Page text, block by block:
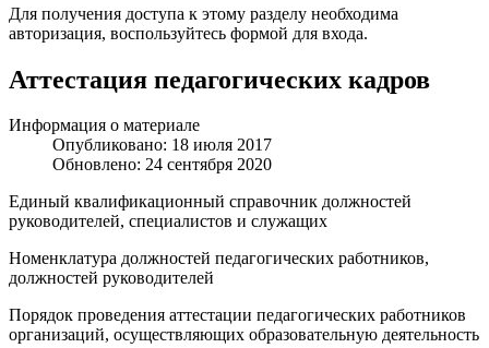
Для получения доступа к этому разделу необходима
авторизация, воспользуйтесь формой для входа.
Аттестация педагогических кадров
Информация о материале
Опубликовано: 18 июля 2017
Обновлено: 24 сентября 2020
Единый квалификационный справочник должностей
руководителей, специалистов и служащих
Номенклатура должностей педагогических работников,
должностей руководителей
Порядок проведения аттестации педагогических работников
организаций, осуществляющих образовательную деятельность